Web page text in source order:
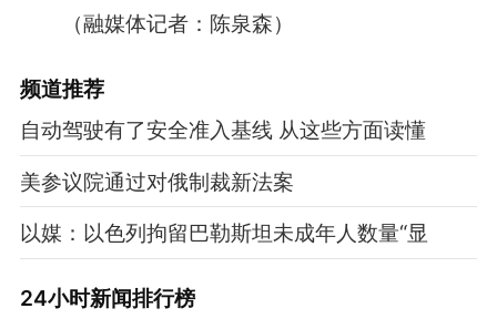
（融媒体记者：陈泉森）
频道推荐
自动驾驶有了安全准入基线 从这些方面读懂
美参议院通过对俄制裁新法案
以媒：以色列拘留巴勒斯坦未成年人数量“显
24小时新闻排行榜